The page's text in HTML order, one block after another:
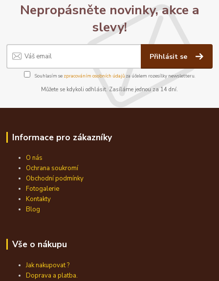
Nepropásněte novinky, akce a
slevy!
Přihlásit se
Souhlasím se zpracováním osobních údajůza účelem rozesílky newsletteru.
Můžete se kdykoli odhlásit. Zasíláme jednou za 14 dní.
Informace pro zákazníky
O nás
Ochrana soukromí
Obchodní podmínky
Fotogalerie
Kontakty
Blog
Vše o nákupu
Jak nakupovat ?
Doprava a platba.